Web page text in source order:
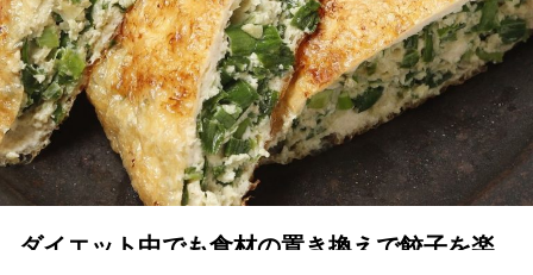
ダイエット中でも食材の置き換えで餃子を楽